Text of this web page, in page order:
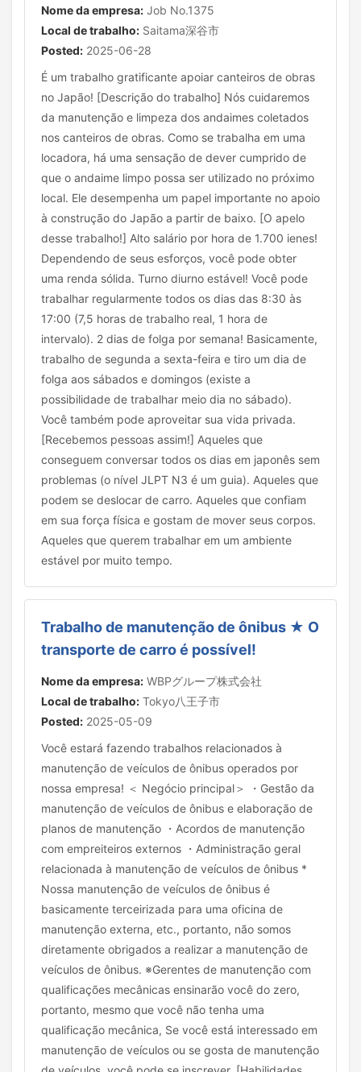
Nome da empresa: Job No.1375
Local de trabalho: Saitama深谷市
Posted: 2025-06-28
É um trabalho gratificante apoiar canteiros de obras
no Japão! [Descrição do trabalho] Nós cuidaremos
da manutenção e limpeza dos andaimes coletados
nos canteiros de obras. Como se trabalha em uma
locadora, há uma sensação de dever cumprido de
que o andaime limpo possa ser utilizado no próximo
local. Ele desempenha um papel importante no apoio
à construção do Japão a partir de baixo. [O apelo
desse trabalho!] Alto salário por hora de 1.700 ienes!
Dependendo de seus esforços, você pode obter
uma renda sólida. Turno diurno estável! Você pode
trabalhar regularmente todos os dias das 8:30 às
17:00 (7,5 horas de trabalho real, 1 hora de
intervalo). 2 dias de folga por semana! Basicamente,
trabalho de segunda a sexta-feira e tiro um dia de
folga aos sábados e domingos (existe a
possibilidade de trabalhar meio dia no sábado).
Você também pode aproveitar sua vida privada.
[Recebemos pessoas assim!] Aqueles que
conseguem conversar todos os dias em japonês sem
problemas (o nível JLPT N3 é um guia). Aqueles que
podem se deslocar de carro. Aqueles que confiam
em sua força física e gostam de mover seus corpos.
Aqueles que querem trabalhar em um ambiente
estável por muito tempo.
Trabalho de manutenção de ônibus ★ O
transporte de carro é possível!
Nome da empresa: WBPグループ株式会社
Local de trabalho: Tokyo八王子市
Posted: 2025-05-09
Você estará fazendo trabalhos relacionados à
manutenção de veículos de ônibus operados por
nossa empresa! ＜ Negócio principal＞ ・Gestão da
manutenção de veículos de ônibus e elaboração de
planos de manutenção ・Acordos de manutenção
com empreiteiros externos ・Administração geral
relacionada à manutenção de veículos de ônibus *
Nossa manutenção de veículos de ônibus é
basicamente terceirizada para uma oficina de
manutenção externa, etc., portanto, não somos
diretamente obrigados a realizar a manutenção de
veículos de ônibus. ※Gerentes de manutenção com
qualificações mecânicas ensinarão você do zero,
portanto, mesmo que você não tenha uma
qualificação mecânica, Se você está interessado em
manutenção de veículos ou se gosta de manutenção